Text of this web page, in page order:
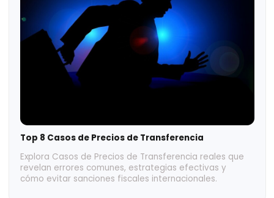
Proximity Consulting presente en el Cameron
County Investment Mission
Cameron County Investment Mission reveló
oportunidades de inversión y Proximity Consulting fue